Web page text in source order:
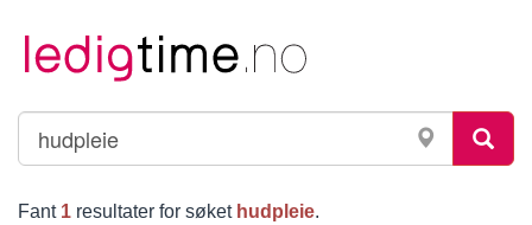
Fant 1 resultater for søket hudpleie.